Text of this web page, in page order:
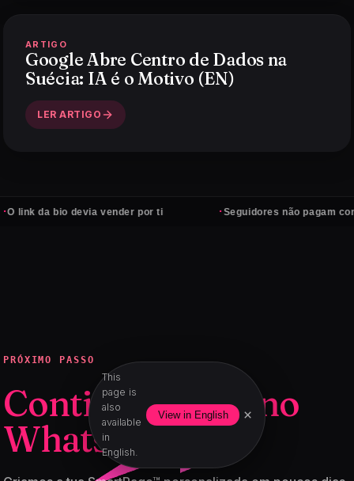
This
page is
also
available
in
English.
View in English ×
ARTIGO
Google Abre Centro de Dados na
Suécia: IA é o Motivo (EN)
LER ARTIGO
devia vender por ti Seguidores não pagam contas —
PRÓXIMO PASSO
Continua agora no
WhatsApp.